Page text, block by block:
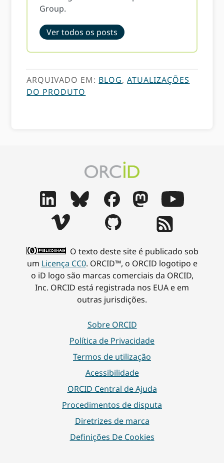
Group.
Ver todos os posts
ARQUIVADO EM: BLOG,ATUALIZAÇÕES
DO PRODUTO
O texto deste site é publicado sob
um Licença CC0. ORCID™, o ORCID logotipo e
o iD logo são marcas comerciais da ORCID,
Inc. ORCID está registrada nos EUA e em
outras jurisdições.
Sobre ORCID
Política de Privacidade
Termos de utilização
Acessibilidade
ORCID Central de Ajuda
Procedimentos de disputa
Diretrizes de marca
Definições De Cookies